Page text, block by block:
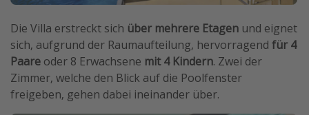
Die Villa erstreckt sich über mehrere Etagen und eignet
sich, aufgrund der Raumaufteilung, hervorragend für 4
Paare oder 8 Erwachsene mit 4 Kindern. Zwei der
Zimmer, welche den Blick auf die Poolfenster
freigeben, gehen dabei ineinander über.